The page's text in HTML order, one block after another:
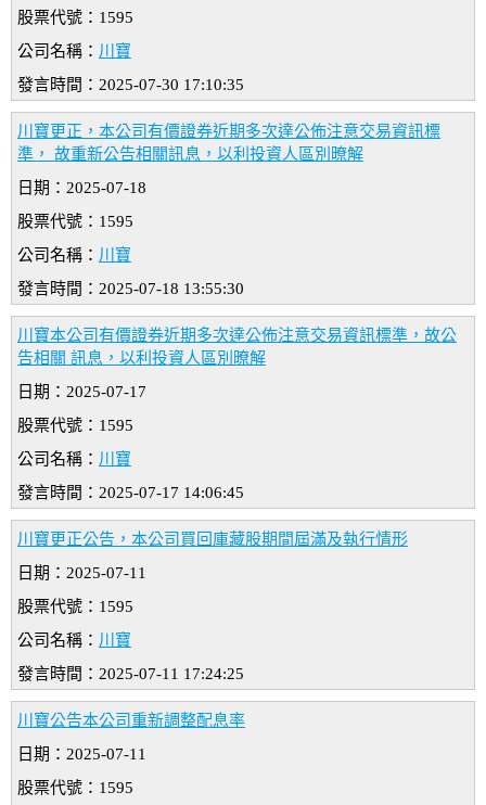
股票代號：1595
公司名稱： 川寶
發言時間：2025-07-30 17:10:35
川寶更正，本公司有價證券近期多次達公佈注意交易資訊標
準， 故重新公告相關訊息，以利投資人區別暸解
日期：2025-07-18
股票代號：1595
公司名稱： 川寶
發言時間：2025-07-18 13:55:30
川寶本公司有價證券近期多次達公佈注意交易資訊標準，故公
告相關 訊息，以利投資人區別暸解
日期：2025-07-17
股票代號：1595
公司名稱： 川寶
發言時間：2025-07-17 14:06:45
川寶更正公告，本公司買回庫藏股期間屆滿及執行情形
日期：2025-07-11
股票代號：1595
公司名稱： 川寶
發言時間：2025-07-11 17:24:25
川寶公告本公司重新調整配息率
日期：2025-07-11
股票代號：1595